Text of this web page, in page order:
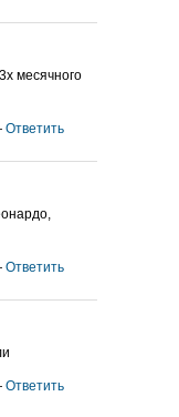
месячного
Ответить
Ответить
Ответить